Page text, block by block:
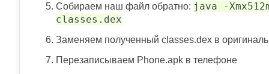
Собираем наш файл обратно: java -
classes.dex
Заменяем полученный classes.dex в
Перезаписываем Phone.apk в телефоне